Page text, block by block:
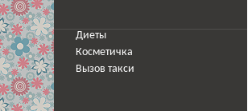
Диеты
Косметичка
Вызов такси